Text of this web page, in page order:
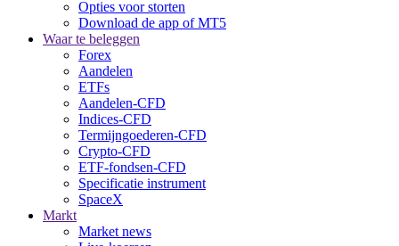
Opties voor storten
Download de app of MT5
Waar te beleggen
Forex
Aandelen
ETFs
Aandelen-CFD
Indices-CFD
Termijngoederen-CFD
Crypto-CFD
ETF-fondsen-CFD
Specificatie instrument
SpaceX
Markt
Market news